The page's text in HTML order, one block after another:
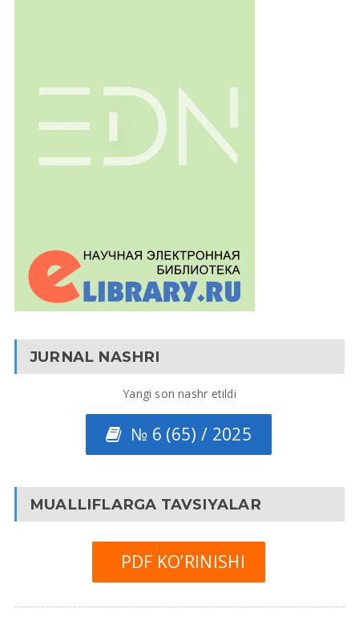
JURNAL NASHRI
Yangi son nashr etildi
№ 6 (65) / 2025
MUALLIFLARGA TAVSIYALAR
PDF KO’RINISHI